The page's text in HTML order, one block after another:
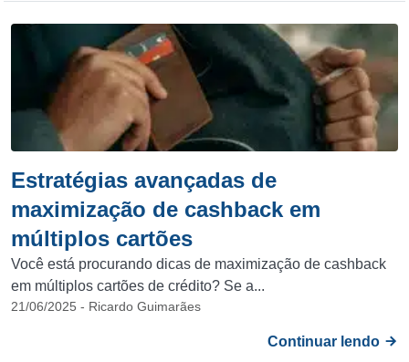
Estratégias avançadas de
maximização de cashback em
múltiplos cartões
Você está procurando dicas de maximização de cashback
em múltiplos cartões de crédito? Se a...
21/06/2025 - Ricardo Guimarães
Continuar lendo